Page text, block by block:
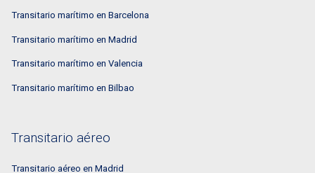
Transitario marítimo en Barcelona
Transitario marítimo en Madrid
Transitario marítimo en Valencia
Transitario marítimo en Bilbao
Transitario aéreo
Transitario aéreo en Madrid